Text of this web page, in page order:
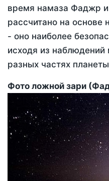
время намаза Фаджр
рассчитано на основе
- оно наиболее
исходя из
разных частях
Фото ложной зари